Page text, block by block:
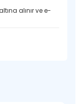
alınır ve e-